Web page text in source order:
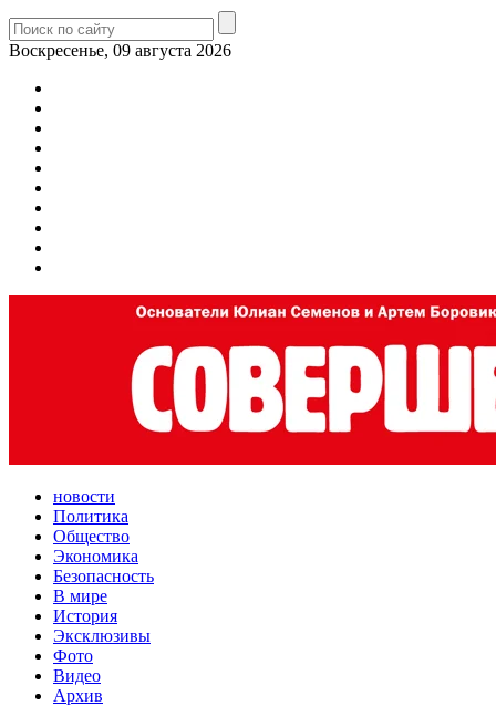
Воскресенье, 09 августа 2026
новости
Политика
Общество
Экономика
Безопасность
В мире
История
Эксклюзивы
Фото
Видео
Архив